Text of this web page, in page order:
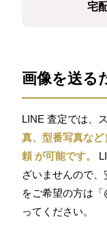
宅
画像を送る
LINE 査定では、
真、型番写真な
頼 が可能です。
ざいませんので
をご希望の方は
ってください。